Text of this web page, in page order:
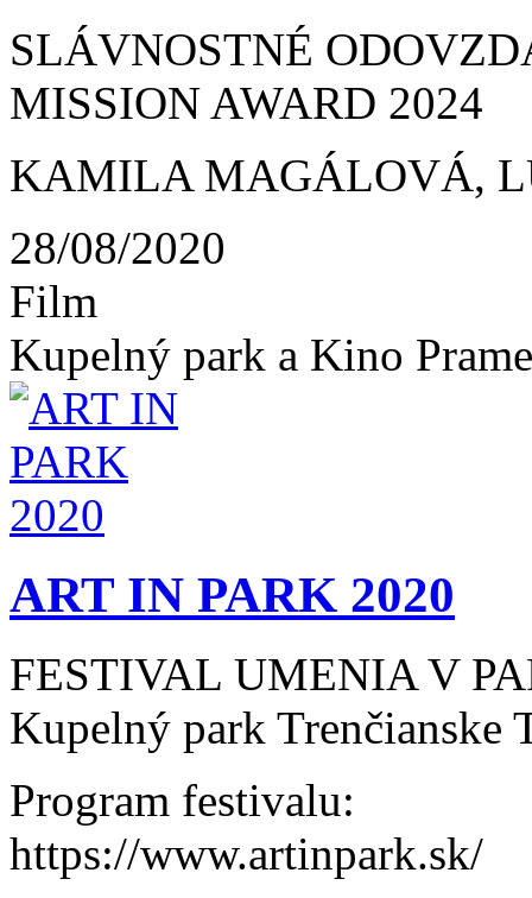
SLÁVNOSTNÉ
MISSION AWARD 2024
KAMILA MAGÁLOVÁ,
28/08/2020
Film
Kupelný park a Kino
ART IN PARK 2020
FESTIVAL UMENIA V
Kupelný park Trenčianske
Program festivalu:
https://www.artinpark.sk/